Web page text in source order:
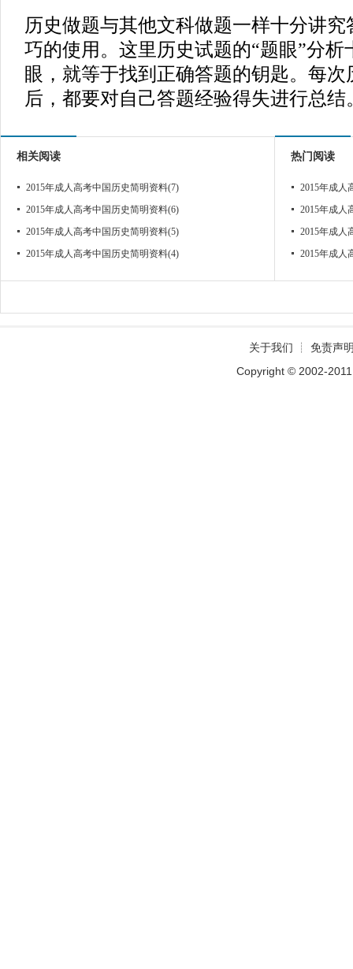
历史做题与其他文科做题一样十分讲
巧的使用。这里历史试题的“题眼”分析
眼，就等于找到正确答题的钥匙。每
后，都要对自己答题经验得失进行总结
相关阅读
2015年成人高考中国历史简明资料(7)
2015年成人高考中国历史简明资料(6)
2015年成人高考中国历史简明资料(5)
2015年成人高考中国历史简明资料(4)
热门阅读
2015年成人
2015年成人
2015年成人
2015年成人
关于我们 ┊ 免责声
Copyright © 2002-